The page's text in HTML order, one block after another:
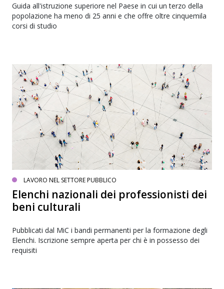
Guida all'istruzione superiore nel Paese in cui un terzo della
popolazione ha meno di 25 anni e che offre oltre cinquemila
corsi di studio
LAVORO NEL SETTORE PUBBLICO
Elenchi nazionali dei professionisti dei
beni culturali
Pubblicati dal MiC i bandi permanenti per la formazione degli
Elenchi. Iscrizione sempre aperta per chi è in possesso dei
requisiti